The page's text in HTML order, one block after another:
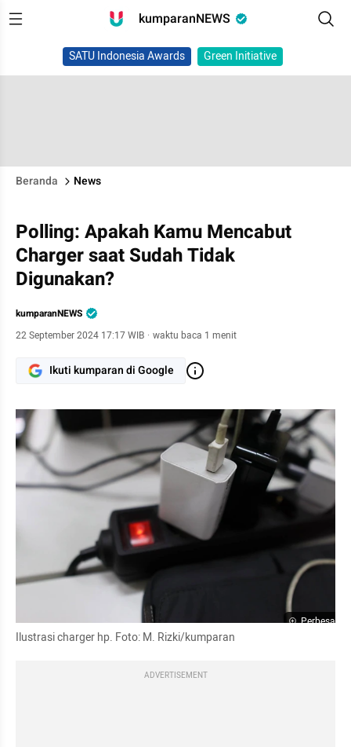
kumparanNEWS
SATU Indonesia Awards Green Initiative
Beranda News
Polling: Apakah Kamu Mencabut
Charger saat Sudah Tidak
Digunakan?
kumparanNEWS
22 September 2024 17:17 WIB · waktu baca 1 menit
Ikuti kumparan di Google
Perbesar
Ilustrasi charger hp. Foto: M. Rizki/kumparan
ADVERTISEMENT